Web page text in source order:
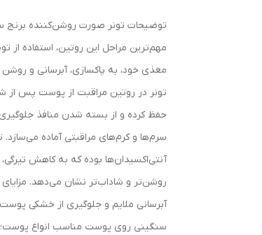
مغذی خود، به پاکسازی، آبرسانی و
حفظ کرده و از بسته شدن منافذ
آنتی‌اکسیدان‌ها بوده که به کاهش
روشن‌تر و شاداب‌تر نشان می‌دهد.
سنگینی روی پوست مناسب انواع پوست؛